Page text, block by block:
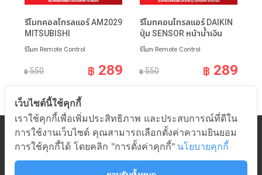
รีโมทคอลโทรลแอร์ AM2029
MITSUBISHI
รีโมท Remote Control
฿550 ฿ 289
รีโมทคอนโทรลแอร์ DAIKIN
ปุ่ม SENSOR หน้าน้ำเงิน
รีโมท Remote Control
฿550 ฿ 289
หมวดสินค้า
เกี่ยวกับอมร
ช่วยเหลือ
เว็บไซต์นี้ใช้คุกกี้
เราใช้คุกกี้เพื่อเพิ่มประสิทธิภาพ และประสบการณ์ที่ดีใน
การใช้งานเว็บไซต์ คุณสามารถเลือกตั้งค่าความยินยอม
การใช้คุกกี้ได้ โดยคลิก "การตั้งค่าคุกกี้" นโยบายคุกกี้